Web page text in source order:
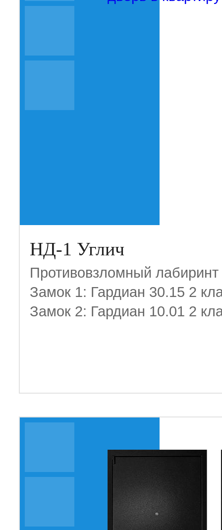
НД-1 Углич
Противовзломный лабиринт
Замок 1: Гардиан 30.15 2
Замок 2: Гардиан 10.01 2